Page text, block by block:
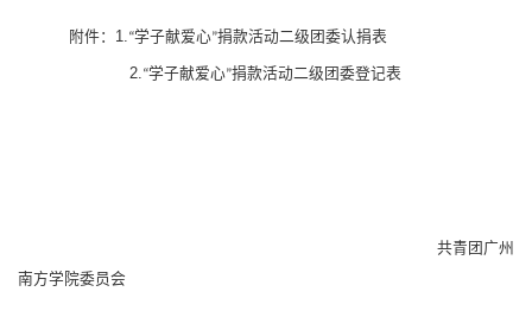
附件：1.“学子献爱心”捐款活动二级团委认捐表
2.“学子献爱心”捐款活动二级团委登记表
共青团广州
南方学院委员会